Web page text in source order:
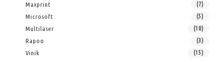
Maxprint (7)
Microsoft (5)
Multilaser (10)
Rapoo (3)
Vinik (15)